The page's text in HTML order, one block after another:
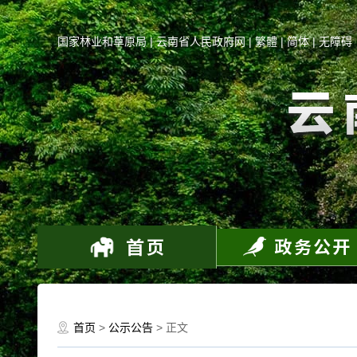
国家林业和草原局|云南省人民政府网|繁體|简体|无障碍
首页 > 公示公告 > 正文